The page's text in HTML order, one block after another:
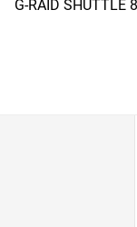
G-RAID SHUTTLE 8